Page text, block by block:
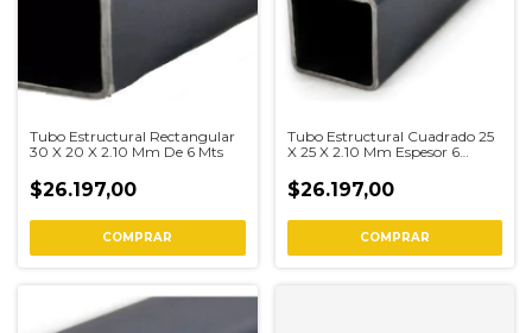
Tubo Estructural Rectangular
30 X 20 X 2.10 Mm De 6 Mts
$26.197,00
COMPRAR
Tubo Estructural Cuadrado 25
X 25 X 2.10 Mm Espesor 6
$26.197,00
COMPRAR